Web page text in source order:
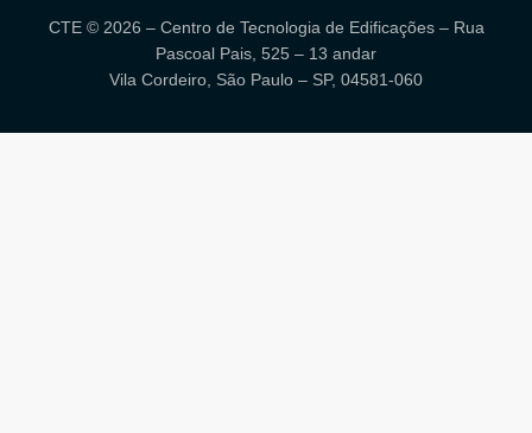
CTE © 2026 – Centro de Tecnologia de Edificações – Rua
Pascoal Pais, 525 – 13 andar
Vila Cordeiro, São Paulo – SP, 04581-060